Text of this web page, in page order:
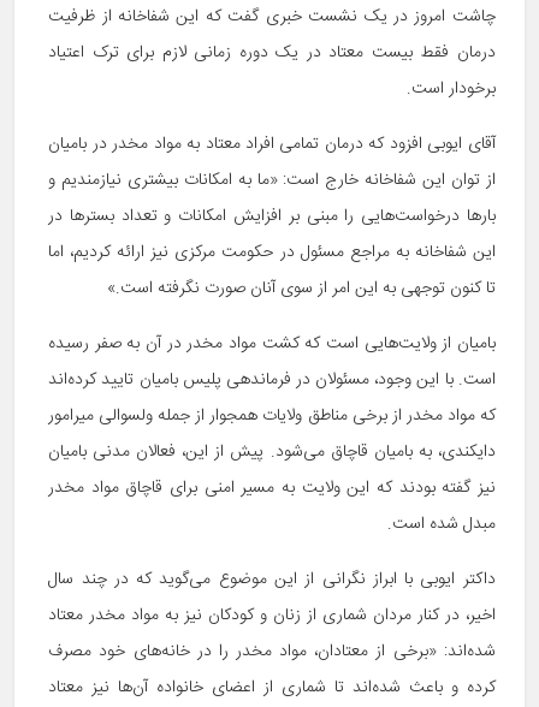
چاشت امروز در یک نشست خبری گفت که این شفاخانه از ظرفیت
درمان فقط بیست معتاد در یک دوره زمانی لازم برای ترک اعتیاد
برخودار است.
آقای ایوبی افزود که درمان تمامی افراد معتاد به مواد مخدر در بامیان
از توان این شفاخانه خارج است: «ما به امکانات بیشتری نیازمندیم و
بارها درخواست‌هایی را مبنی بر افزایش امکانات و تعداد بسترها در
این شفاخانه به مراجع مسئول در حکومت مرکزی نیز ارائه کردیم، اما
تا کنون توجهی به این امر از سوی آنان صورت نگرفته است.»
بامیان از ولایت‌هایی است که کشت مواد مخدر در آن به صفر رسیده
است. با این وجود، مسئولان در فرماندهی پلیس بامیان تایید کرده‌اند
که مواد مخدر از برخی مناطق ولایات همجوار از جمله ولسوالی میرامور
دایکندی، به بامیان قاچاق می‌شود. پیش از این، فعالان مدنی بامیان
نیز گفته بودند که این ولایت به مسیر امنی برای قاچاق مواد مخدر
مبدل شده است.
داکتر ایوبی با ابراز نگرانی از این موضوع می‌گوید که در چند سال
اخیر، در کنار مردان شماری از زنان و کودکان نیز به مواد مخدر معتاد
شده‌اند: «برخی از معتادان، مواد مخدر را در خانه‌های خود مصرف
کرده و باعث شده‌اند تا شماری از اعضای خانواده آن‌ها نیز معتاد